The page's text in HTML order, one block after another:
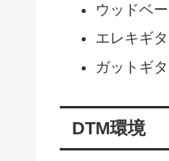
ウッドベ
エレキギ
ガットギ
DTM環境